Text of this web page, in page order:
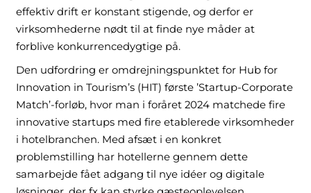
effektiv drift er konstant stigende, og derfor er
virksomhederne nødt til at finde nye måder at
forblive konkurrencedygtige på.
Den udfordring er omdrejningspunktet for Hub for
Innovation in Tourism’s (HIT) første ’Startup-Corporate
Match’-forløb, hvor man i foråret 2024 matchede fire
innovative startups med fire etablerede virksomheder
i hotelbranchen. Med afsæt i en konkret
problemstilling har hotellerne gennem dette
samarbejde fået adgang til nye idéer og digitale